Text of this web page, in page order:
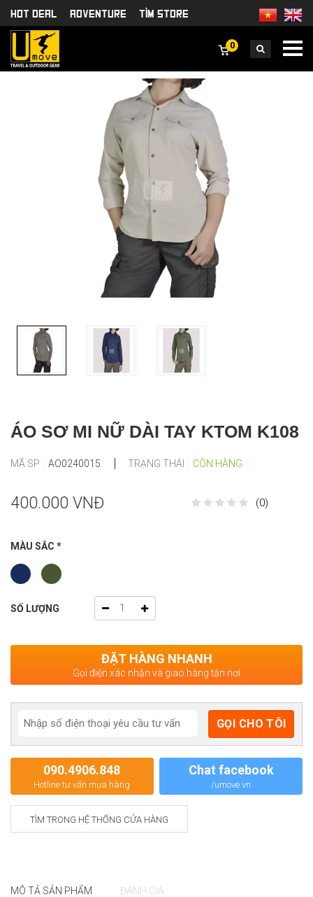
HOT DEAL Adventure TÌm Store
0
ÁO SƠ MI NỮ DÀI TAY KTOM K108
MÃ SP : AO0240015 TRẠNG THÁI : CÒN HÀNG
400.000 VNĐ (0)
MÀU SẮC *
SỐ LƯỢNG
ĐẶT HÀNG NHANH
Gọi điện xác nhận và giao hàng tận nơi
090.4906.848
Hotline tư vấn mua hàng
Chat facebook
/umove.vn
TÌM TRONG HỆ THỐNG CỬA HÀNG
MÔ TẢ SẢN PHẨM ĐÁNH GIÁ